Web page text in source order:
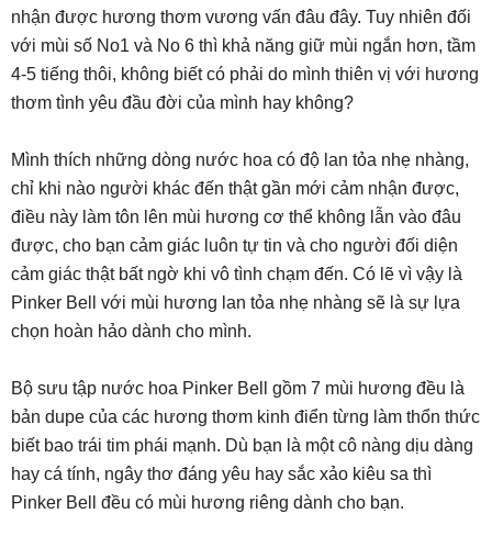
nhận được hương thơm vương vấn đâu đây. Tuy nhiên đối
với mùi số No1 và No 6 thì khả năng giữ mùi ngắn hơn, tầm
4-5 tiếng thôi, không biết có phải do mình thiên vị với hương
thơm tình yêu đầu đời của mình hay không?
Mình thích những dòng nước hoa có độ lan tỏa nhẹ nhàng,
chỉ khi nào người khác đến thật gần mới cảm nhận được,
điều này làm tôn lên mùi hương cơ thể không lẫn vào đâu
được, cho bạn cảm giác luôn tự tin và cho người đối diện
cảm giác thật bất ngờ khi vô tình chạm đến. Có lẽ vì vậy là
Pinker Bell với mùi hương lan tỏa nhẹ nhàng sẽ là sự lựa
chọn hoàn hảo dành cho mình.
Bộ sưu tập nước hoa Pinker Bell gồm 7 mùi hương đều là
bản dupe của các hương thơm kinh điển từng làm thổn thức
biết bao trái tim phái mạnh. Dù bạn là một cô nàng dịu dàng
hay cá tính, ngây thơ đáng yêu hay sắc xảo kiêu sa thì
Pinker Bell đều có mùi hương riêng dành cho bạn.